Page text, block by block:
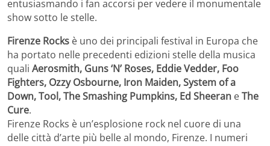
entusiasmando i fan accorsi per vedere il monumentale
show sotto le stelle.
Firenze Rocks è uno dei principali festival in Europa che
ha portato nelle precedenti edizioni stelle della musica
quali Aerosmith, Guns ‘N’ Roses, Eddie Vedder, Foo
Fighters, Ozzy Osbourne, Iron Maiden, System of a
Down, Tool, The Smashing Pumpkins, Ed Sheeran eThe
Cure.
Firenze Rocks è un’esplosione rock nel cuore di una
delle città d’arte più belle al mondo, Firenze. I numeri